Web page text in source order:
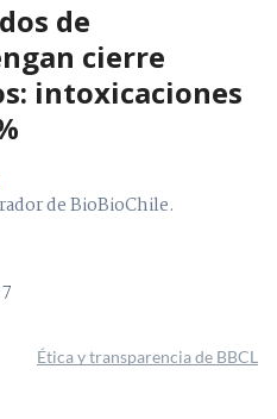
de
cierre
intoxicaciones
de BioBioChile.
Ética y transparencia de BBCL